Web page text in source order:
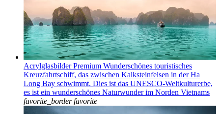
Acrylglasbilder Premium Wunderschönes touristisches
Kreuzfahrtschiff, das zwischen Kalksteinfelsen in der Ha
Long Bay schwimmt. Dies ist das UNESCO-Weltkulturerbe,
es ist ein wunderschönes Naturwunder im Norden Vietnams
favorite_border favorite